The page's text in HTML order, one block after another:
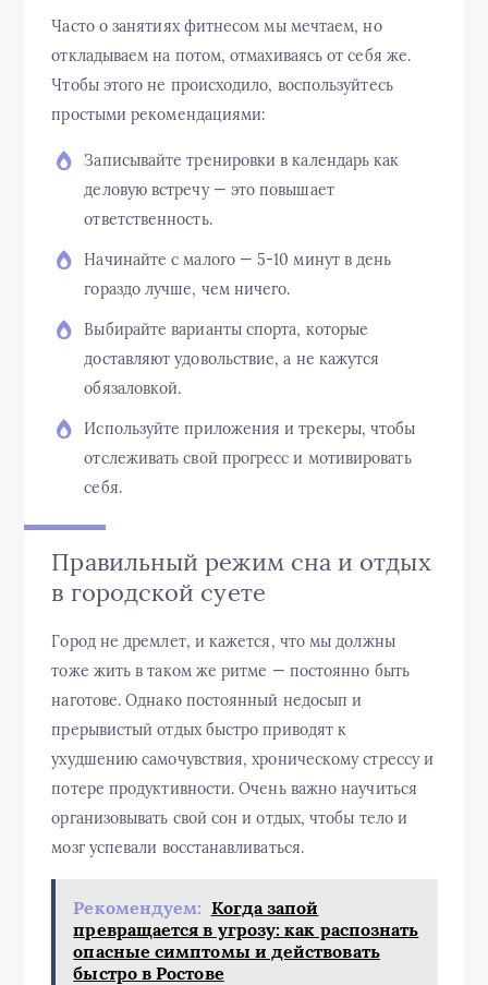
Часто о занятиях фитнесом мы мечтаем, но
откладываем на потом, отмахиваясь от себя же.
Чтобы этого не происходило, воспользуйтесь
простыми рекомендациями:
Записывайте тренировки в календарь как
деловую встречу — это повышает
ответственность.
Начинайте с малого — 5-10 минут в день
гораздо лучше, чем ничего.
Выбирайте варианты спорта, которые
доставляют удовольствие, а не кажутся
обязаловкой.
Используйте приложения и трекеры, чтобы
отслеживать свой прогресс и мотивировать
себя.
Правильный режим сна и отдых
в городской суете
Город не дремлет, и кажется, что мы должны
тоже жить в таком же ритме — постоянно быть
наготове. Однако постоянный недосып и
прерывистый отдых быстро приводят к
ухудшению самочувствия, хроническому стрессу и
потере продуктивности. Очень важно научиться
организовывать свой сон и отдых, чтобы тело и
мозг успевали восстанавливаться.
Рекомендуем: Когда запой
превращается в угрозу: как распознать
опасные симптомы и действовать
быстро в Ростове